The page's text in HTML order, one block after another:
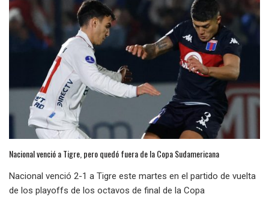
Nacional venció a Tigre, pero quedó fuera de la Copa Sudamericana
Nacional venció 2-1 a Tigre este martes en el partido de vuelta
de los playoffs de los octavos de final de la Copa